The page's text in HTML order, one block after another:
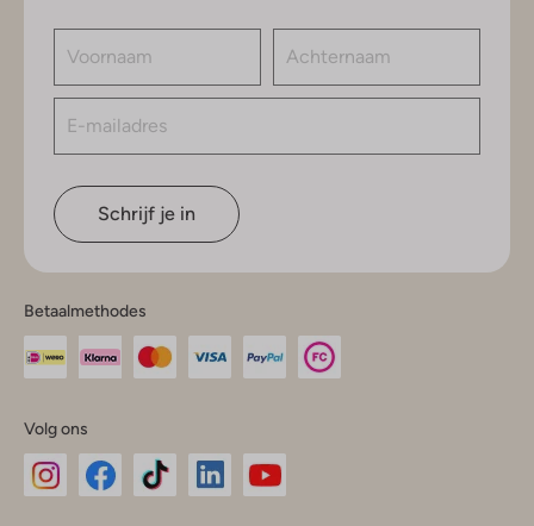
Schrijf je in
Betaalmethodes
Volg ons